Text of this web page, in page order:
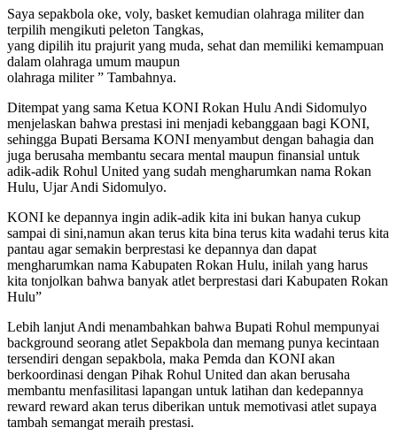
Saya sepakbola oke, voly, basket kemudian olahraga militer dan
terpilih mengikuti peleton Tangkas,
yang dipilih itu prajurit yang muda, sehat dan memiliki kemampuan
dalam olahraga umum maupun
olahraga militer ” Tambahnya.
Ditempat yang sama Ketua KONI Rokan Hulu Andi Sidomulyo
menjelaskan bahwa prestasi ini menjadi kebanggaan bagi KONI,
sehingga Bupati Bersama KONI menyambut dengan bahagia dan
juga berusaha membantu secara mental maupun finansial untuk
adik-adik Rohul United yang sudah mengharumkan nama Rokan
Hulu, Ujar Andi Sidomulyo.
KONI ke depannya ingin adik-adik kita ini bukan hanya cukup
sampai di sini,namun akan terus kita bina terus kita wadahi terus kita
pantau agar semakin berprestasi ke depannya dan dapat
mengharumkan nama Kabupaten Rokan Hulu, inilah yang harus
kita tonjolkan bahwa banyak atlet berprestasi dari Kabupaten Rokan
Hulu”
Lebih lanjut Andi menambahkan bahwa Bupati Rohul mempunyai
background seorang atlet Sepakbola dan memang punya kecintaan
tersendiri dengan sepakbola, maka Pemda dan KONI akan
berkoordinasi dengan Pihak Rohul United dan akan berusaha
membantu menfasilitasi lapangan untuk latihan dan kedepannya
reward reward akan terus diberikan untuk memotivasi atlet supaya
tambah semangat meraih prestasi.